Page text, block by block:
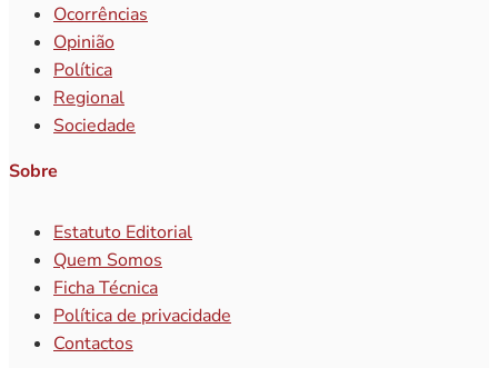
Ocorrências
Opinião
Política
Regional
Sociedade
Sobre
Estatuto Editorial
Quem Somos
Ficha Técnica
Política de privacidade
Contactos